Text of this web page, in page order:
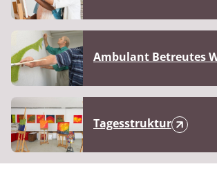
Ambulant Betreutes
Tagesstruktur